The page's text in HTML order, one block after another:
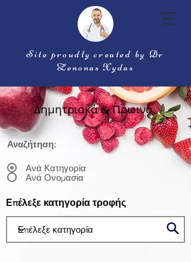
Site proudly created by Dr
Zenonas Xydas
Δημητριακά & Πρωινό
Αναζήτηση:
Ανά Κατηγορία
Ανά Ονομασία
Επέλεξε κατηγορία τροφής